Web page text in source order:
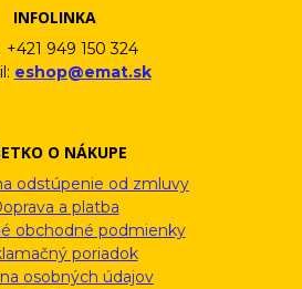
INFOLINKA
+421 949 150 324
eshop@emat.sk
O NÁKUPE
odstúpenie od zmluvy
a platba
obchodné podmienky
poriadok
osobných údajov